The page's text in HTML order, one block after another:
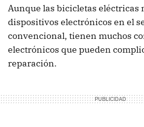
Aunque las bicicletas eléctricas
dispositivos electrónicos en el
convencional, tienen muchos
electrónicos que pueden
reparación.